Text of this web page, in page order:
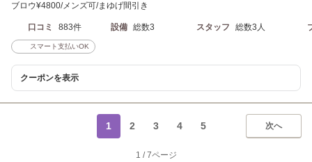
ブロウ¥4800/メンズ可/まゆげ間引き
口コミ 883件 設備 総数3 スタッフ 総数3人
スマート支払いOK
クーポンを表示
次へ
1 2 3 4 5
1 / 7ページ